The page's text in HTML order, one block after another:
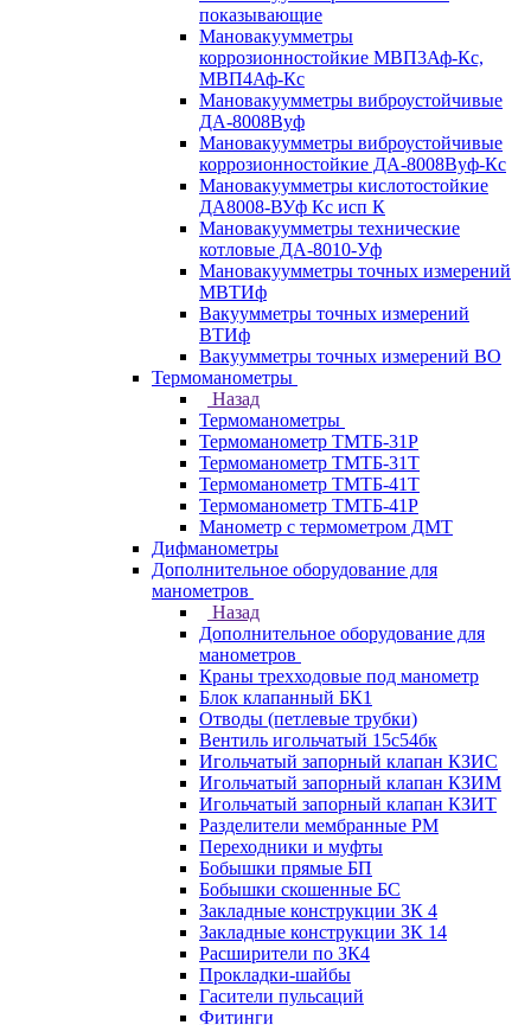
показывающие
Мановакуумметры
коррозионностойкие МВП3Аф-Кс,
МВП4Аф-Кс
Мановакуумметры виброустойчивые
ДА-8008Вуф
Мановакуумметры виброустойчивые
коррозионностойкие ДА-8008Вуф-Кс
Мановакуумметры кислотостойкие
ДА8008-ВУф Кс исп К
Мановакуумметры технические
котловые ДА-8010-Уф
Мановакуумметры точных измерений
МВТИф
Вакуумметры точных измерений
ВТИф
Вакуумметры точных измерений ВО
Термоманометры
Назад
Термоманометры
Термоманометр ТМТБ-31Р
Термоманометр ТМТБ-31Т
Термоманометр ТМТБ-41Т
Термоманометр ТМТБ-41Р
Манометр с термометром ДМТ
Дифманометры
Дополнительное оборудование для
манометров
Назад
Дополнительное оборудование для
манометров
Краны трехходовые под манометр
Блок клапанный БК1
Отводы (петлевые трубки)
Вентиль игольчатый 15с54бк
Игольчатый запорный клапан КЗИС
Игольчатый запорный клапан КЗИМ
Игольчатый запорный клапан КЗИТ
Разделители мембранные РМ
Переходники и муфты
Бобышки прямые БП
Бобышки скошенные БС
Закладные конструкции ЗК 4
Закладные конструкции ЗК 14
Расширители по ЗК4
Прокладки-шайбы
Гасители пульсаций
Фитинги